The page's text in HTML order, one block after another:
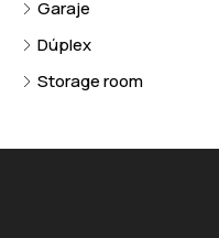
Garaje
Dúplex
Storage room